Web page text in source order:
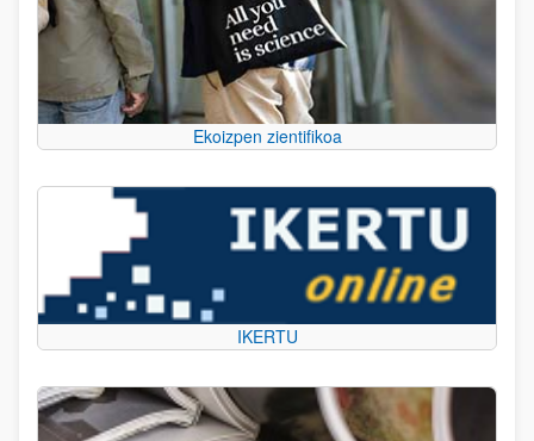
Ekoizpen zientifikoa
IKERTU